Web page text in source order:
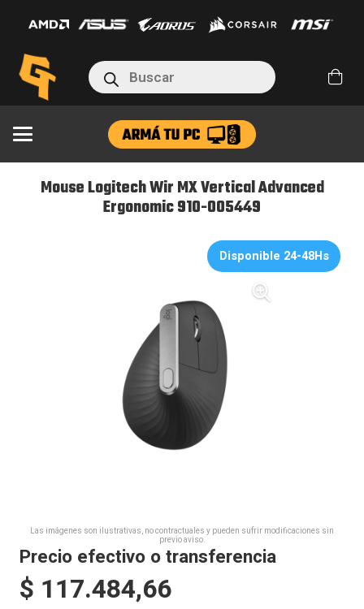
Búsqueda
de
productos
Mouse Logitech Wir MX Vertical Advanced
Ergonomic 910-005449
Disponible 24-48Hs
Las imágenes son ilustrativas, no contractuales y pueden sufrir modificaciones sin
previo aviso.
Precio efectivo o transferencia
$ 117.484,66
MX
Vertical
Advanced
Ergonomic
910-
005449